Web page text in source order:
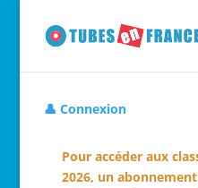
👤 Connexion
Pour accéder aux
2026, un